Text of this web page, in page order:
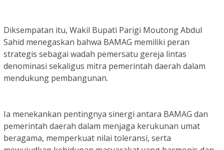
Diksempatan itu, Wakil Bupati Parigi Moutong Abdul
Sahid menegaskan bahwa BAMAG memiliki peran
strategis sebagai wadah pemersatu gereja lintas
denominasi sekaligus mitra pemerintah daerah dalam
mendukung pembangunan.
Ia menekankan pentingnya sinergi antara BAMAG dan
pemerintah daerah dalam menjaga kerukunan umat
beragama, memperkuat nilai toleransi, serta